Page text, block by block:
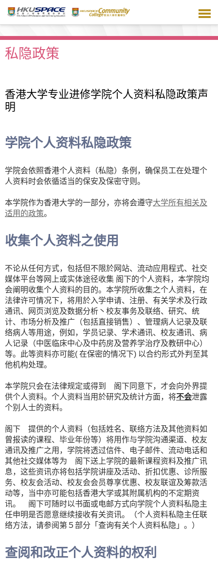
主
容私隐政策
香港大学专业进修学院个人资料私隐政策声
明
学院个人资料私隐政策
学院会依照香港个人资料（私隐）条例，确保员工在处理个
人资料时会依循适当的保安及保密守则。
本学院作为香港大学的一部分，亦将会遵守大学所有相关及
适用的政策。
收集个人资料之使用
不论从任何方式，包括但不限於网站、流动应用程式、社交
媒体平台等网上或实体途径收集 阁下的个人资料，本学院均
会阐明收集个人资料的目的。本学院所收集之个人资料，在
法律许可情况下，将用於入学申请、注册、有关学术及行政
通讯、网页浏览及数据分析丶校友事务及联络、研究、统
计、市场分析及推广（包括直接销售）、管理病人记录及联
络病人等用途，例如，学员记录、学术通讯、校友通讯、病
人记录（中医临床中心及中药房及营养学治疗及教研中心）
等。此等资料亦可能( 在保密的情况下) 以合约形式外判至其
他机构处理。
本学院只会在法律规定或得到 阁下同意下，才会向外界提
供个人资料。个人资料当用於研究及统计方面，将不会泄露
个别人士的资料。
阁下 提供的个人资料（包括姓名、联络方法及其他资料如
曾报读的课程、毕业年份等）将用作与学院沟通渠道、校友
通讯及推广之用，学院将透过信件、电子邮件、流动电话和
其他社交媒体等为 阁下送上学院的最新课程资料及推广讯
息，这些资讯亦将包括学院讲座及活动、折扣优惠、诊所服
务、校友会活动、校友会会员尊享优惠、校友联谊及筹款活
动等，当中亦可能包括香港大学或其附属机构的不定期资
讯。 阁下可随时以书面或电邮方式向学院个人资料私隐主
任申明是否愿意继续接收有关资讯。（个人资料私隐主任联
络方法，请参阅第５部分「查询有关个人资料私隐」。）
查阅和改正个人资料的权利